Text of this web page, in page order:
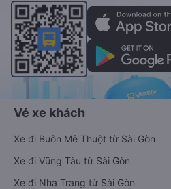
Vé xe khách
Xe đi Buôn Mê Thuột từ Sài Gòn
Xe đi Vũng Tàu từ Sài Gòn
Xe đi Nha Trang từ Sài Gòn